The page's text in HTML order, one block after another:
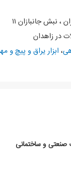
، نبش جانبازان ۱۱
در زاهدان
، ابزار یراق و پیچ و
صنعتی و ساختمانی